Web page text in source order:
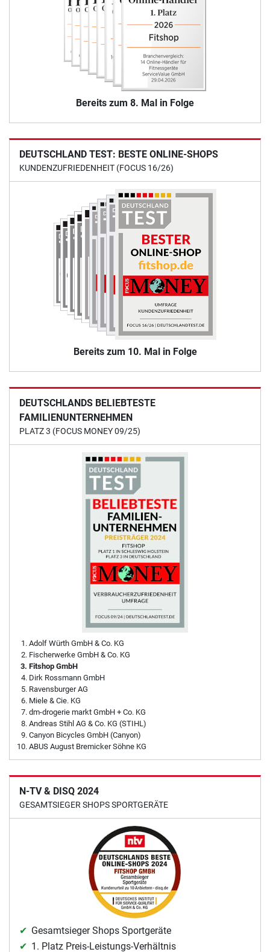
Bereits zum 8. Mal in Folge
DEUTSCHLAND TEST: BESTE ONLINE-SHOPS
KUNDENZUFRIEDENHEIT (FOCUS 16/26)
Bereits zum 10. Mal in Folge
DEUTSCHLANDS BELIEBTESTE
FAMILIENUNTERNEHMEN
PLATZ 3 (FOCUS MONEY 09/25)
Adolf Würth GmbH & Co. KG
Fischerwerke GmbH & Co. KG
Fitshop GmbH
Dirk Rossmann GmbH
Ravensburger AG
Miele & Cie. KG
dm-drogerie markt GmbH + Co. KG
Andreas Stihl AG & Co. KG (STIHL)
Canyon Bicycles GmbH (Canyon)
ABUS August Bremicker Söhne KG
N-TV & DISQ 2024
GESAMTSIEGER SHOPS SPORTGERÄTE
Gesamtsieger Shops Sportgeräte
1. Platz Preis-Leistungs-Verhältnis